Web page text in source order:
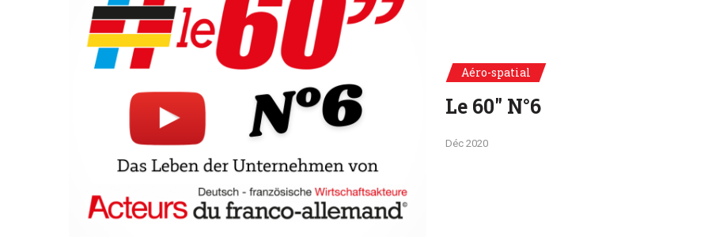
Aéro-spatial
Le 60" N°6
Déc 2020